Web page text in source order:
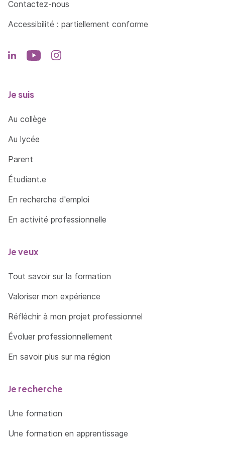
Analyser les dynamiques d’un territoire pour
et privés en mobilisant des données et des
de développement durable pour apporter un
Concevoir des projets partenariaux avec les
différentes parties prenantes en mettant en
œuvre des outils de participation (ateliers,
consultations, jeux de rôle…)
sur les politiques publiques existantes et les
attentes des parties prenantes et des
objectifs de développement durable
répondre aux attentes du commanditaire et
au regard des moyens disponibles à mobilier
Contactez-nous
Accessibilité : partiellement conforme
Je suis
Au collège
Au lycée
Parent
Étudiant.e
En recherche d'emploi
En activité professionnelle
Je veux
Tout savoir sur la formation
Valoriser mon expérience
Réfléchir à mon projet professionnel
Évoluer professionnellement
En savoir plus sur ma région
Je recherche
Une formation
Une formation en apprentissage